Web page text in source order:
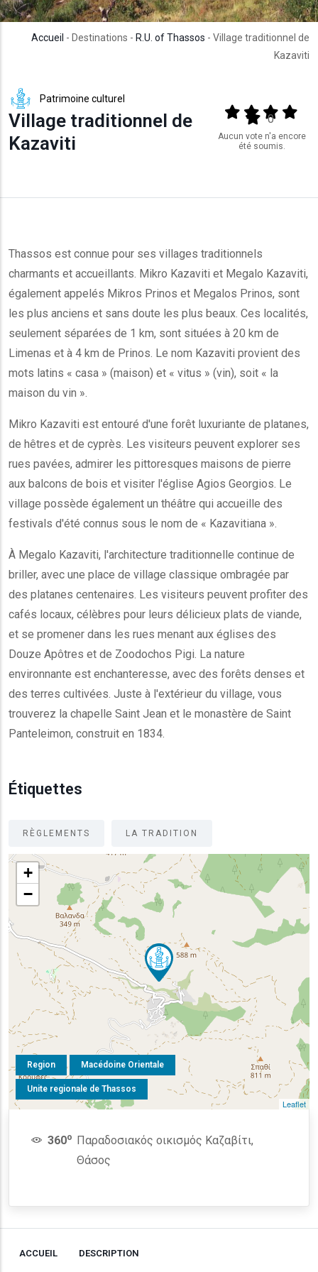
Accueil - Destinations - R.U. of Thassos - Village traditionnel de
Kazaviti
Patrimoine culturel
Village traditionnel de
Kazaviti
Output format
(star)(star)(star)
(star)
0
Aucun vote n'a encore
été soumis.
Thassos est connue pour ses villages traditionnels
charmants et accueillants. Mikro Kazaviti et Megalo Kazaviti,
également appelés Mikros Prinos et Megalos Prinos, sont
les plus anciens et sans doute les plus beaux. Ces localités,
seulement séparées de 1 km, sont situées à 20 km de
Limenas et à 4 km de Prinos. Le nom Kazaviti provient des
mots latins « casa » (maison) et « vitus » (vin), soit « la
maison du vin ».
Mikro Kazaviti est entouré d'une forêt luxuriante de platanes,
de hêtres et de cyprès. Les visiteurs peuvent explorer ses
rues pavées, admirer les pittoresques maisons de pierre
aux balcons de bois et visiter l'église Agios Georgios. Le
village possède également un théâtre qui accueille des
festivals d'été connus sous le nom de « Kazavitiana ».
À Megalo Kazaviti, l'architecture traditionnelle continue de
briller, avec une place de village classique ombragée par
des platanes centenaires. Les visiteurs peuvent profiter des
cafés locaux, célèbres pour leurs délicieux plats de viande,
et se promener dans les rues menant aux églises des
Douze Apôtres et de Zoodochos Pigi. La nature
environnante est enchanteresse, avec des forêts denses et
des terres cultivées. Juste à l'extérieur du village, vous
trouverez la chapelle Saint Jean et le monastère de Saint
Panteleimon, construit en 1834.
Étiquettes
RÈGLEMENTS LA TRADITION
Region Macédoine Orientale
Unite regionale de Thassos
+
−
Leaflet
360o
Παραδοσιακός οικισμός Καζαβίτι,
Θάσος
ACCUEIL DESCRIPTION